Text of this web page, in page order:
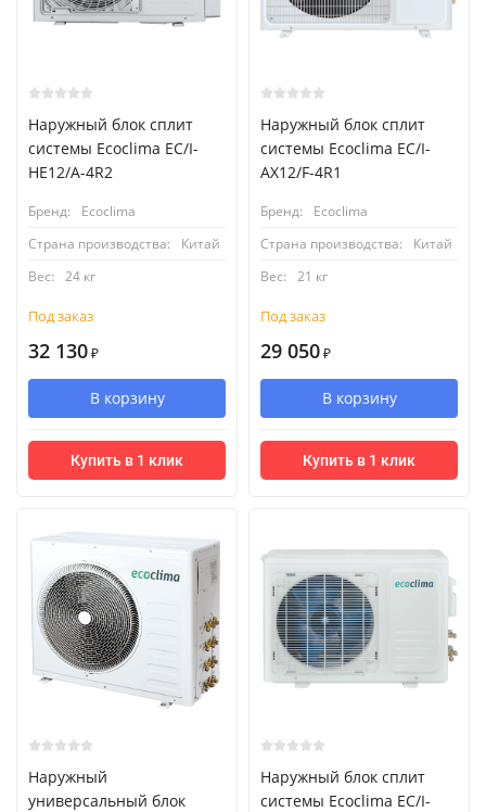
Наружный блок сплит
системы Ecoclima EC/I-
HE12/A-4R2
Бренд:
Ecoclima
Страна производства:
Китай
Вес:
24 кг
Под заказ
32 130 ₽
В корзину
Купить в 1 клик
Наружный блок сплит
системы Ecoclima EC/I-
AX12/F-4R1
Бренд:
Ecoclima
Страна производства:
Китай
Вес:
21 кг
Под заказ
29 050 ₽
В корзину
Купить в 1 клик
Наружный
универсальный блок
Наружный блок сплит
системы Ecoclima EC/I-